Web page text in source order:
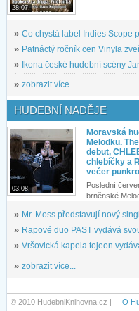
28.07.
» Co chystá label Indies Scope
» Patnáctý ročník cen Vinyla
»
Ikona české hudební scény
» zobrazit více...
HUDEBNÍ NADĚJE
03.08.
Moravská
Melodku.
debut,
chlebíčky a
večer
Poslední
brněnské
» Mr. Moss představují nový
» Rapové duo PAST vydává
» Vršovická kapela tojeon
» zobrazit více...
© 2010 HudebniKnihovna.cz | O